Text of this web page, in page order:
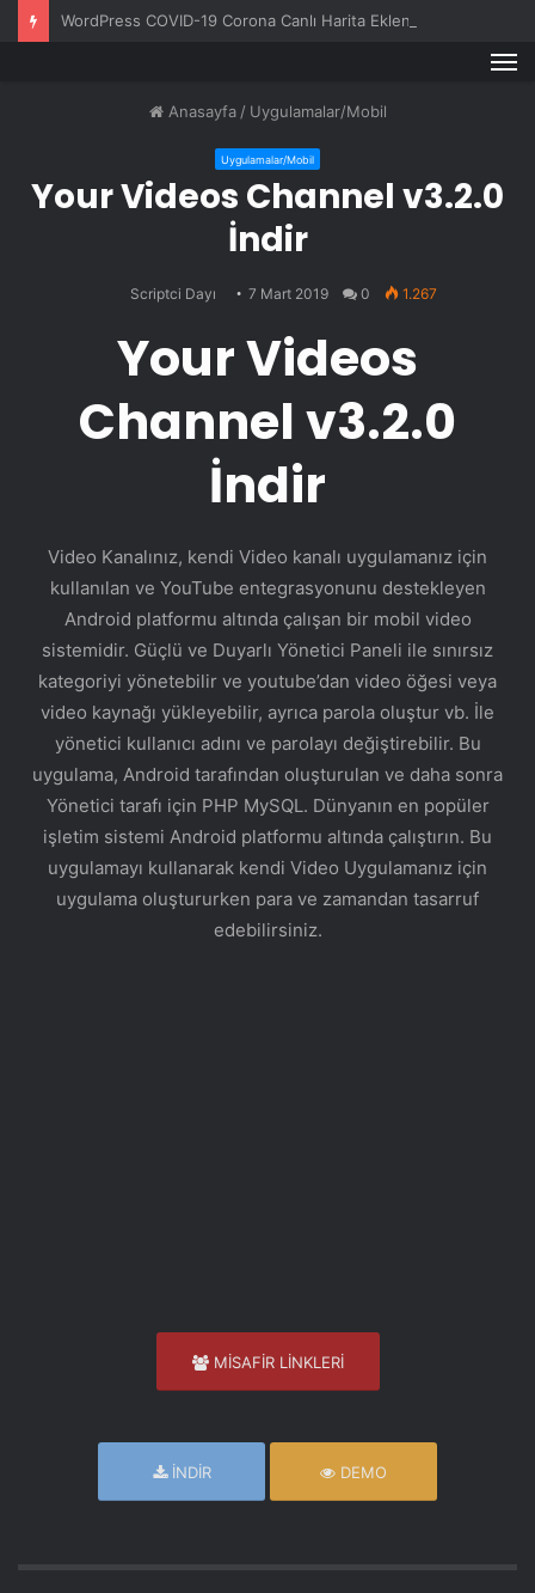
WordPress COVID-19 Corona Canlı Harita Eklentisi v1.0.3
Anasayfa / Uygulamalar/Mobil
Uygulamalar/Mobil
Your Videos Channel v3.2.0
İndir
Scriptci Dayı 7 Mart 2019 0 1.267
Your Videos
Channel v3.2.0
İndir
Video Kanalınız, kendi Video kanalı uygulamanız için
kullanılan ve YouTube entegrasyonunu destekleyen
Android platformu altında çalışan bir mobil video
sistemidir. Güçlü ve Duyarlı Yönetici Paneli ile sınırsız
kategoriyi yönetebilir ve youtube’dan video öğesi veya
video kaynağı yükleyebilir, ayrıca parola oluştur vb. İle
yönetici kullanıcı adını ve parolayı değiştirebilir. Bu
uygulama, Android tarafından oluşturulan ve daha sonra
Yönetici tarafı için PHP MySQL. Dünyanın en popüler
işletim sistemi Android platformu altında çalıştırın. Bu
uygulamayı kullanarak kendi Video Uygulamanız için
uygulama oluştururken para ve zamandan tasarruf
edebilirsiniz.
MİSAFİR LİNKLERİ
İNDİR DEMO